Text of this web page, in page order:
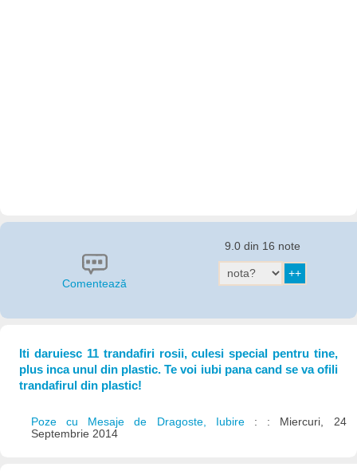
Comentează
9.0 din 16 note
Iti daruiesc 11 trandafiri rosii, culesi special pentru tine,
plus inca unul din plastic. Te voi iubi pana cand se va ofili
trandafirul din plastic!
Poze cu Mesaje de Dragoste, Iubire : : Miercuri, 24
Septembrie 2014